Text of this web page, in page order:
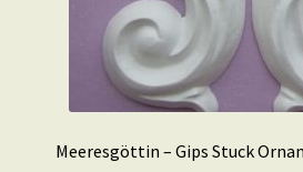
Meeresgöttin – Gips Stuck